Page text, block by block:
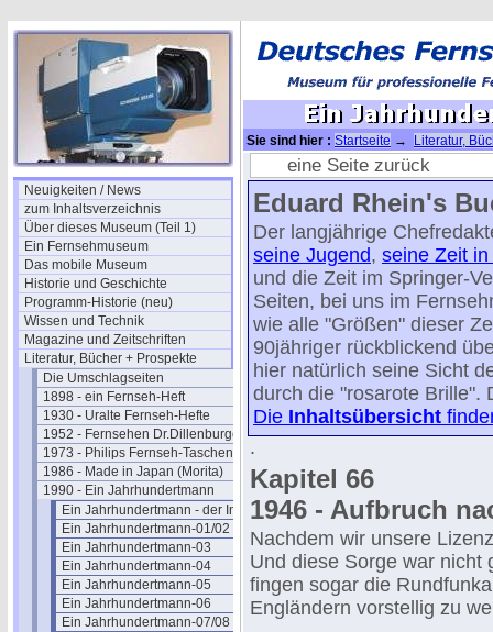
Neuigkeiten / News
zum Inhaltsverzeichnis
Über dieses Museum (Teil 1)
Ein Fernsehmuseum
Das mobile Museum
Historie und Geschichte
Programm-Historie (neu)
Wissen und Technik
Magazine und Zeitschriften
Literatur, Bücher + Prospekte
Die Umschlagseiten
1898 - ein Fernseh-Heft
1930 - Uralte Fernseh-Hefte
1952 - Fernsehen Dr.Dillenburger
1973 - Philips Fernseh-Taschenbuch
1986 - Made in Japan (Morita)
1990 - Ein Jahrhundertmann
Ein Jahrhundertmann - der Inhalt
Ein Jahrhundertmann-01/02
Ein Jahrhundertmann-03
Ein Jahrhundertmann-04
Ein Jahrhundertmann-05
Ein Jahrhundertmann-06
Ein Jahrhundertmann-07/08
Sie sind hier : Startseite →
Literatur,
Jahrhundertmann-66/67
eine Seite zurück
Eduard Rhein's
Der langjährige
seine Jugend, seine Zeit
und die Zeit im Springer-
Seiten, bei uns im
wie alle "Größen" dieser
90jähriger rückblickend
hier natürlich seine Sicht
durch die "rosarote Brille".
Die Inhaltsübersicht
.
Kapitel 66
1946 - Aufbruch
Nachdem wir unsere
Und diese Sorge war nicht
fingen sogar die
Engländern vorstellig zu